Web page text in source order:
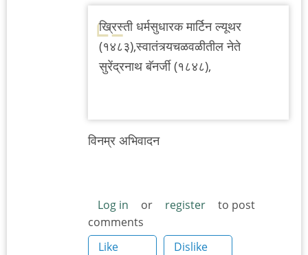
ख्रिस्ती धर्मसुधारक मार्टिन ल्यूथर
(१४८३),स्वातंत्र्यचळवळीतील नेते
सुरेंद्रनाथ बॅनर्जी (१८४८),
विनम्र अभिवादन
Log in or register
to post
comments
Like
Dislike